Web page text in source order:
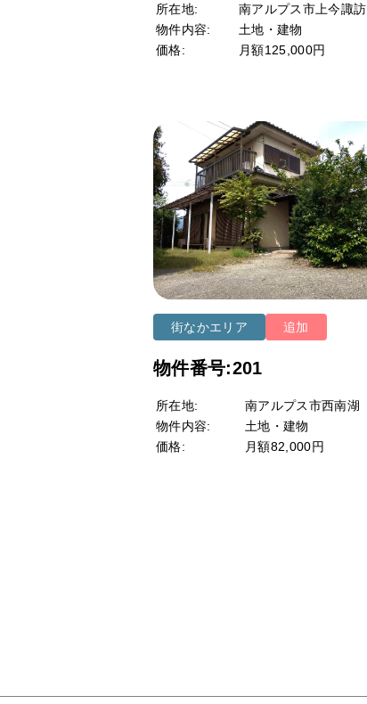
所在地:
南アルプス市上今諏訪
物件内容:
土地・建物
価格:
月額125,000円
街なかエリア 追加
物件番号:201
所在地:
南アルプス市西南湖
物件内容:
土地・建物
価格:
月額82,000円